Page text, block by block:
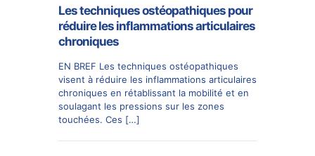
Les techniques ostéopathiques pour
réduire les inflammations articulaires
chroniques
EN BREF Les techniques ostéopathiques
visent à réduire les inflammations articulaires
chroniques en rétablissant la mobilité et en
soulagant les pressions sur les zones
touchées. Ces […]